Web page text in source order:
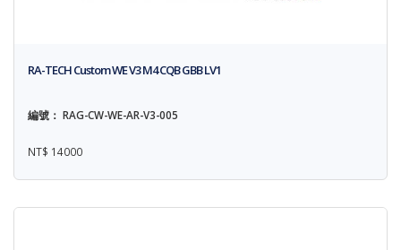
RA-TECH Custom WE V3 M4 CQB GBB LV1
編號： RAG-CW-WE-AR-V3-005
NT$ 14000